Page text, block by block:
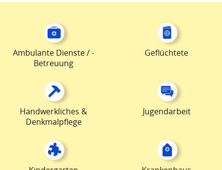
Ambulante Dienste / -
Betreuung
Geflüchtete
Handwerkliches &
Denkmalpflege
Jugendarbeit